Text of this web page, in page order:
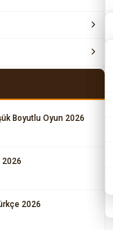
Boyutlu Oyun 2026
2026
2026